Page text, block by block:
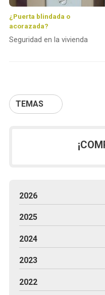
TEMAS
¿Puerta blindada o
acorazada?
Seguridad en la vivienda
2026
2025
2024
2023
2022